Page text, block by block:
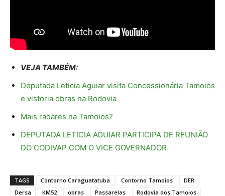
VEJA TAMBÉM:
Deputada Leticia Aguiar visita Concessionária Tamoios
e vistoria obras na Rodovia
Mais radares na Tamoios?
DEPUTADA LETICIA AGUIAR PARTICIPA DE REUNIÃO
DO CODIVAP COM O VICE GOVERNADOR
TAGS Contorno Caraguatatuba Contorno Tamoios
DER
Dersa
KM52 obras Passarelas Rodovia dos Tamoios